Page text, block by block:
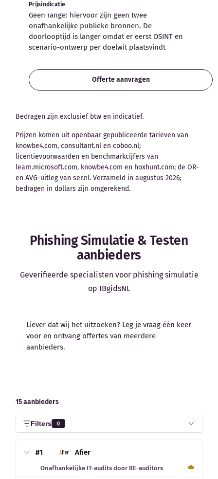
Prijsindicatie
Geen range: hiervoor zijn geen twee
onafhankelijke publieke bronnen. De
doorlooptijd is langer omdat er eerst OSINT en
scenario-ontwerp per doelwit plaatsvindt
Offerte aanvragen
Bedragen zijn exclusief btw en indicatief.
Prijzen komen uit openbaar gepubliceerde tarieven van
knowbe4.com, consultant.nl en coboo.nl;
licentievoorwaarden en benchmarkcijfers van
learn.microsoft.com, knowbe4.com en hoxhunt.com; de OR-
en AVG-uitleg van ser.nl. Verzameld in augustus 2026;
bedragen in dollars zijn omgerekend.
Phishing Simulatie & Testen
aanbieders
Geverifieerde specialisten voor phishing simulatie
op IBgidsNL
Liever dat wij het uitzoeken? Leg je vraag één keer
voor en ontvang offertes van meerdere
aanbieders.
15 aanbieders
Filters 0
#1 Afier
Onafhankelijke IT-audits door RE-auditors